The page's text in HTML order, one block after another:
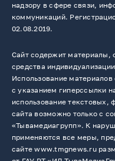
надзору в сфере связи,
коммуникаций.
02.08.2019.
Сайт содержит материалы,
средства
Использование
с указанием гиперссылки
использование текстовых,
сайта возможно только с
«Тывамедиагрупп». К
применяются все меры,
сайте www.tmgnews.ru